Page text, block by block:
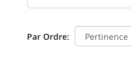
Par Ordre